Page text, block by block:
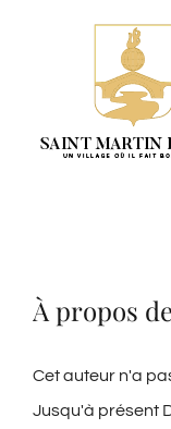
À propos de
Cet auteur n'a
Jusqu'à présent